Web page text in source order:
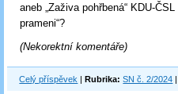
aneb „Zaživa pohřbená“ KDU-
prameni“?
(Nekorektní komentáře)
Celý příspěvek |Rubrika: SN č. 2/2024